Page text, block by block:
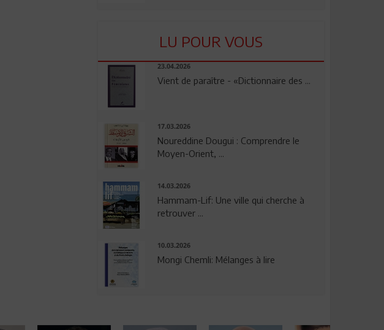
LU POUR VOUS
23.04.2026
Vient de paraître - «Dictionnaire des ...
17.03.2026
Noureddine Dougui : Comprendre le
Moyen-Orient, ...
14.03.2026
Hammam-Lif: Une ville qui cherche à
retrouver ...
10.03.2026
Mongi Chemli: Mélanges à lire